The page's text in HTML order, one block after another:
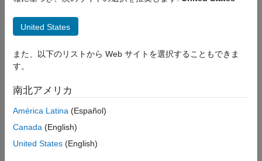
slerp
構文
説明
入力引数
出力引数
アルゴリズム
参照
球面線形内挿
構文
q0 = slerp(q1,q2,T,method)
説明
q0= slerp(q1,
Tで内挿します。この構文では、
United States
また、以下のリストから Web サイトを選択することもできま
す。
南北アメリカ
América Latina (Español)
Canada (English)
United States (English)